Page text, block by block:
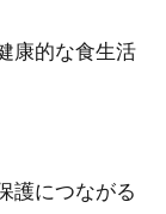
康的な食生活
護につながる